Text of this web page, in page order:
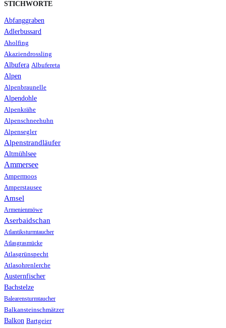
STICHWORTE
Abfanggraben
Adlerbussard
Aholfing
Akaziendrossling
Albufera Albufereta
Alpen
Alpenbraunelle
Alpendohle
Alpenkrähe
Alpenschneehuhn
Alpensegler
Alpenstrandläufer
Altmühlsee
Ammersee
Ampermoos
Amperstausee
Amsel
Armenienmöwe
Aserbaidschan
Atlantiksturmtaucher
Atlasgrasmücke
Atlasgrünspecht
Atlasohrenlerche
Austernfischer
Bachstelze
Balearensturmtaucher
Balkansteinschmätzer
Balkon Bartgeier